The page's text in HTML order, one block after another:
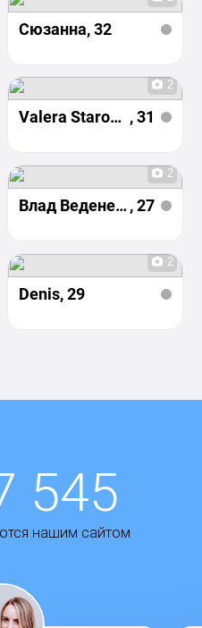
Сюзанна, 32
2
Valera Starostin , 31
2
Влад Веденеев, 27
2
Denis, 29
545
нашим сайтом